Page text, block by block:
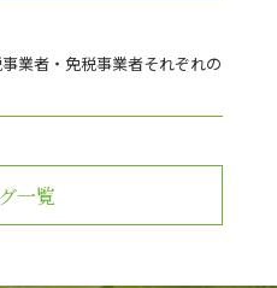
業者・免税事業者それぞれの
一覧